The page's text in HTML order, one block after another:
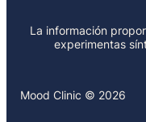
La información
experimentas
Mood Clinic © 2026